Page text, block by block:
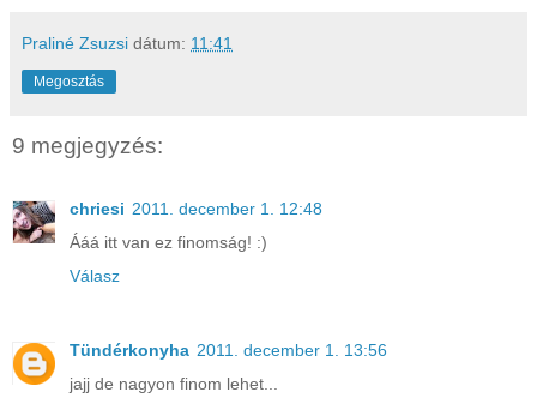
Praliné Zsuzsi dátum: 11:41
Megosztás
9 megjegyzés:
chriesi 2011. december 1. 12:48
Ááá itt van ez finomság! :)
Válasz
Tündérkonyha 2011. december 1. 13:56
jajj de nagyon finom lehet...